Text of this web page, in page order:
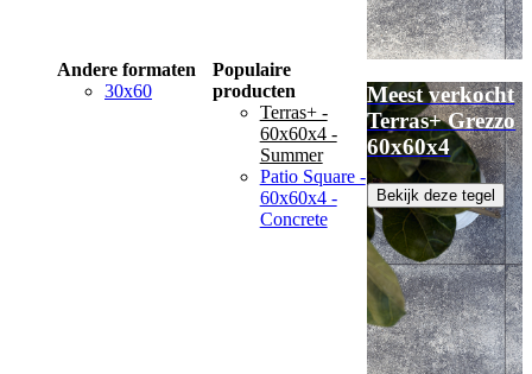
Andere formaten
30x60
Populaire
producten
Terras+ -
60x60x4 -
Summer
Patio Square -
60x60x4 -
Concrete
Meest verkocht
Terras+ Grezzo
60x60x4
Bekijk deze tegel